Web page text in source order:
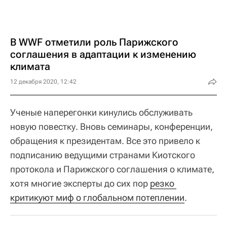
В WWF отметили роль Парижского
соглашения в адаптации к изменению
климата
12 декабря 2020, 12:42
Ученые наперегонки кинулись обслуживать
новую повестку. Вновь семинары, конференции,
обращения к президентам. Все это привело к
подписанию ведущими странами Киотского
протокола и Парижского соглашения о климате,
хотя многие эксперты до сих пор резко
критикуют миф о глобальном потеплении.